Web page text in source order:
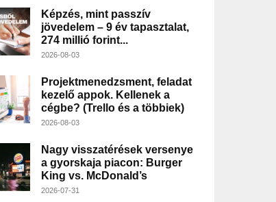
Képzés, mint passzív
jövedelem – 9 év tapasztalat,
274 millió forint...
2026-08-03
Projektmenedzsment, feladat
kezelő appok. Kellenek a
cégbe? (Trello és a többiek)
2026-08-03
Nagy visszatérések versenye
a gyorskaja piacon: Burger
King vs. McDonald’s
2026-07-31